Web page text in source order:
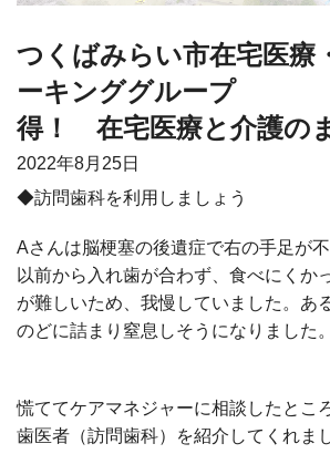
つくばみらい市在宅医療
ーキンググルー
得！ 在宅医療と介護の
2022年8月25日
◆訪問歯科を利用しましょう
Aさんは脳梗塞の後遺症で右の手足が不
以前から入れ歯が合わず、食べにくか
が難しいため、我慢していました。あ
のどに詰まり窒息しそうになりました。
慌ててケアマネジャーに相談したとこ
歯医者（訪問歯科）を紹介してくれま